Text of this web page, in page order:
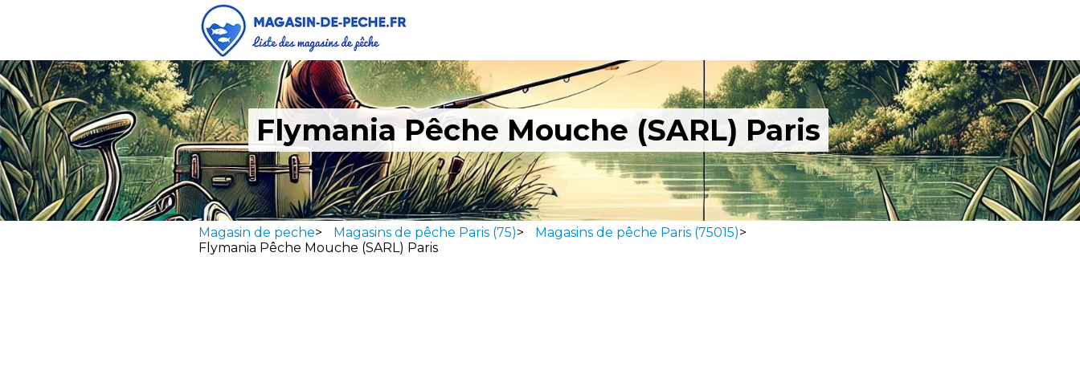
Flymania Pêche Mouche (SARL) Paris
Magasin de peche> Magasins de pêche Paris (75)> Magasins de pêche Paris (75015)>
Flymania Pêche Mouche (SARL) Paris